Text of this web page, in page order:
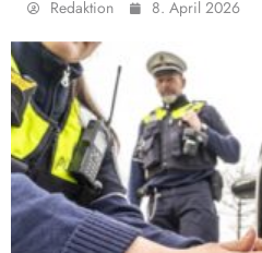
Redaktion 8. April 2026